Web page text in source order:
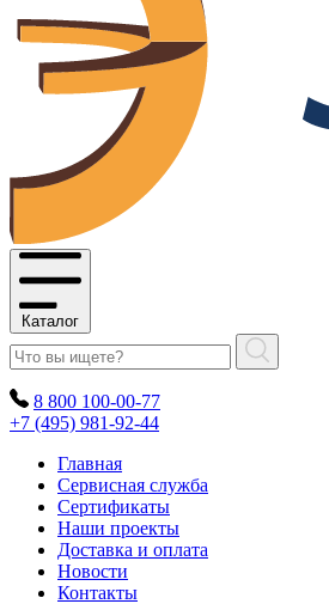
Каталог
8 800 100-00-77
+7 (495) 981-92-44
Главная
Сервисная служба
Сертификаты
Наши проекты
Доставка и оплата
Новости
Контакты